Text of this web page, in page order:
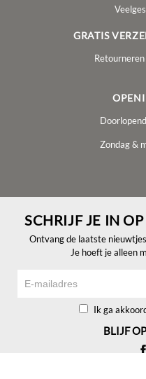
GRATIS
Zondag &
SCHRIJF JE IN
Ontvang de laatste
Je hoeft je alleen
Ik ga
BLIJF